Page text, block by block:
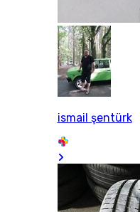
ismail şentürk